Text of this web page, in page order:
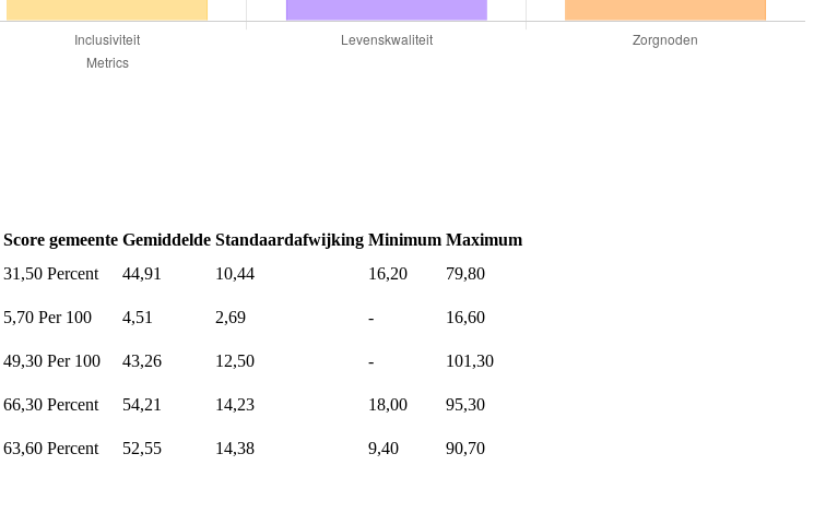
Score gemeente Gemiddelde Standaardafwijking Minimum Maximum
31,50 Percent 44,91 10,44 16,20
79,80
5,70 Per 100 4,51 2,69 -
16,60
49,30 Per 100 43,26 12,50 -
101,30
66,30 Percent 54,21 14,23 18,00
95,30
63,60 Percent 52,55 14,38 9,40 90,70